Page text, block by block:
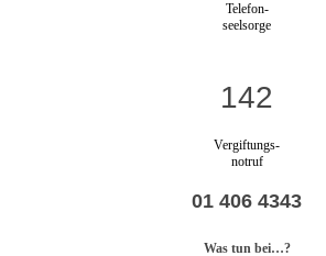
Telefon-
seelsorge
142
Vergiftungs-
notruf
01 406 4343
Was tun bei…?